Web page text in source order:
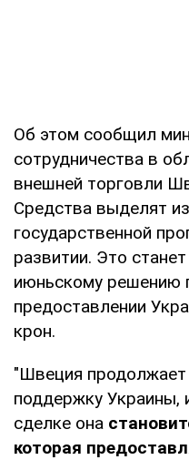
Об этом сообщил
сотрудничества в
внешней торговли
Средства выделят
государственной
развитии. Это
июньскому решению
предоставлении
крон.
"Швеция
поддержку Украины,
сделке она
которая